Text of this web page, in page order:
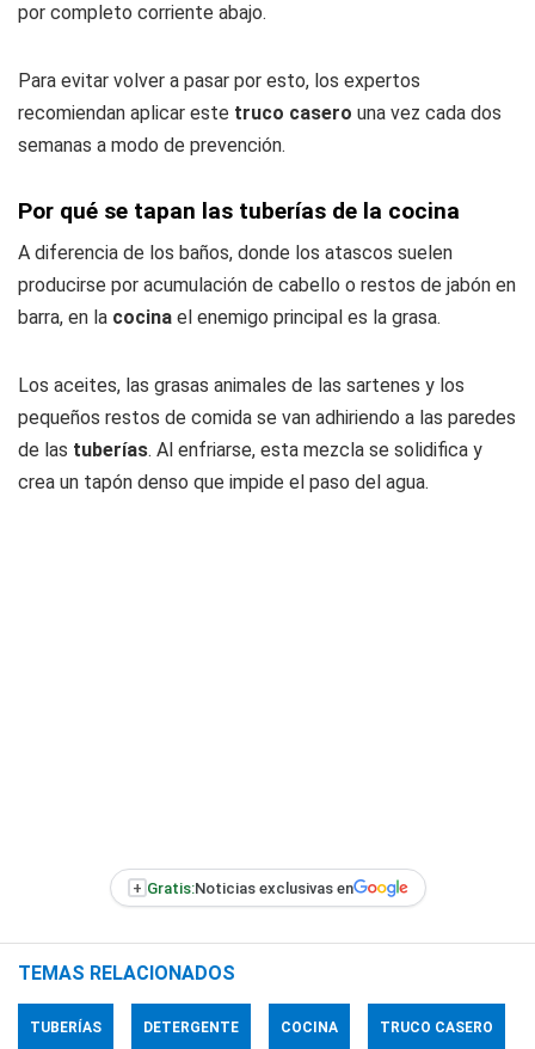
por completo corriente abajo.
Para evitar volver a pasar por esto, los expertos
recomiendan aplicar este truco casero una vez cada dos
semanas a modo de prevención.
Por qué se tapan las tuberías de la cocina
A diferencia de los baños, donde los atascos suelen
producirse por acumulación de cabello o restos de jabón en
barra, en la cocina el enemigo principal es la grasa.
Los aceites, las grasas animales de las sartenes y los
pequeños restos de comida se van adhiriendo a las paredes
de las tuberías. Al enfriarse, esta mezcla se solidifica y
crea un tapón denso que impide el paso del agua.
+ Gratis:Noticias exclusivas en
TEMAS RELACIONADOS
TUBERÍAS DETERGENTE COCINA TRUCO CASERO